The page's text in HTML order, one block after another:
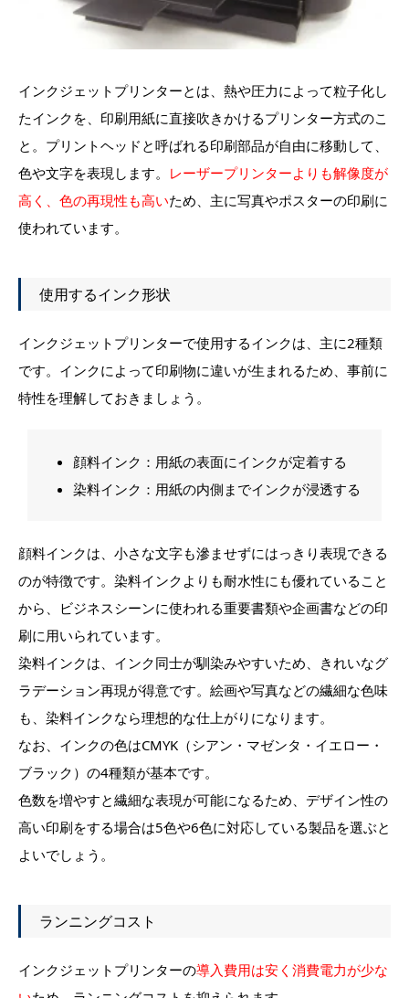
インクジェットプリンターとは、熱や圧力によって粒子化し
たインクを、印刷用紙に直接吹きかけるプリンター方式のこ
と。プリントヘッドと呼ばれる印刷部品が自由に移動して、
色や文字を表現します。 レーザープリンターよりも解像度が
高く、色の再現性も高いため、主に写真やポスターの印刷に
使われています。
使用するインク形状
インクジェットプリンターで使用するインクは、主に2種類
です。インクによって印刷物に違いが生まれるため、事前に
特性を理解しておきましょう。
顔料インク：用紙の表面にインクが定着する
染料インク：用紙の内側までインクが浸透する
顔料インクは、小さな文字も滲ませずにはっきり表現できる
のが特徴です。染料インクよりも耐水性にも優れていること
から、ビジネスシーンに使われる重要書類や企画書などの印
刷に用いられています。
染料インクは、インク同士が馴染みやすいため、きれいなグ
ラデーション再現が得意です。絵画や写真などの繊細な色味
も、染料インクなら理想的な仕上がりになります。
なお、インクの色はCMYK（シアン・マゼンタ・イエロー・
ブラック）の4種類が基本です。
色数を増やすと繊細な表現が可能になるため、デザイン性の
高い印刷をする場合は5色や6色に対応している製品を選ぶと
よいでしょう。
ランニングコスト
インクジェットプリンターの導入費用は安く消費電力が少な